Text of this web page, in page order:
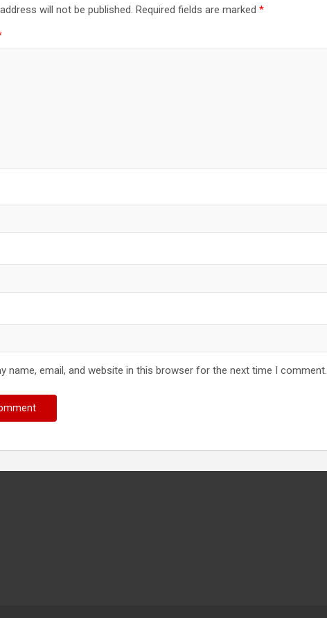
will not be published. Required fields are marked*
name, email, and website in this browser for the next time I comment.